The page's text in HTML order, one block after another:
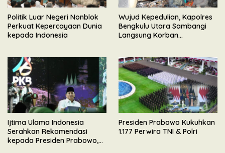
Politik Luar Negeri Nonblok
Perkuat Kepercayaan Dunia
kepada Indonesia
Wujud Kepedulian, Kapolres
Bengkulu Utara Sambangi
Langsung Korban
Ijtima Ulama Indonesia
Serahkan Rekomendasi
kepada Presiden Prabowo,
Presiden Prabowo Kukuhkan
1.177 Perwira TNI & Polri